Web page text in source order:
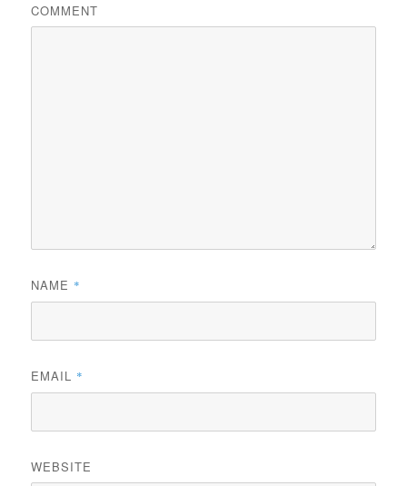
COMMENT
NAME *
EMAIL *
WEBSITE